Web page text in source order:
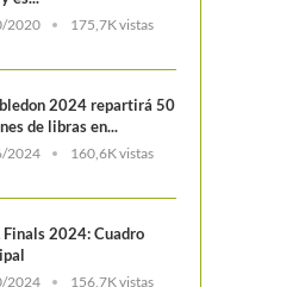
de
2020 175,7K vistas
2024 repartirá 50
de libras en...
2024 160,6K vistas
2024: Cuadro
2024 156,7K vistas